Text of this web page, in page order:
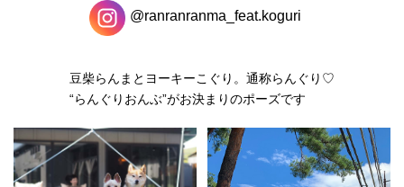
@ranranranma_feat.koguri
豆柴らんまとヨーキーこぐり。通称らんぐり♡
“らんぐりおんぶ”がお決まりのポーズです